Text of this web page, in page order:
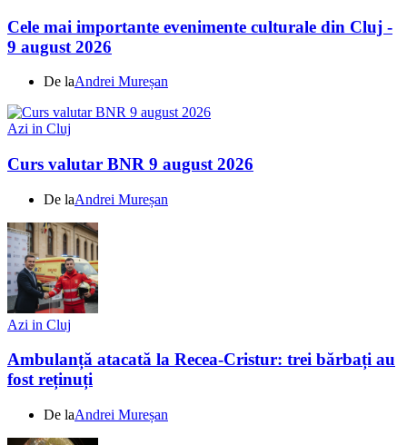
Cele mai importante evenimente culturale din Cluj -
9 august 2026
De laAndrei Mureșan
Azi in Cluj
Curs valutar BNR 9 august 2026
De laAndrei Mureșan
Azi in Cluj
Ambulanță atacată la Recea-Cristur: trei bărbați au
fost reținuți
De laAndrei Mureșan